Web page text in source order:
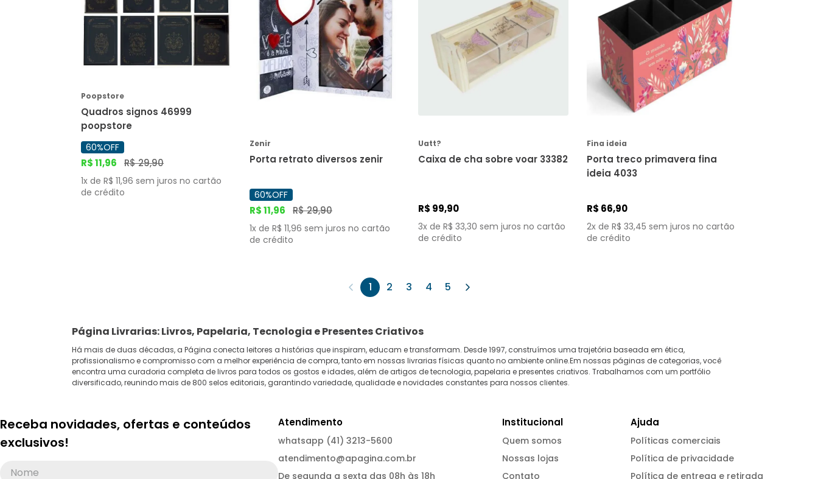
Negócios e Economia
COMPRAR
Poopstore
Quadros signos 46999
poopstore
60%OFF
R$11,96 R$29,90
1x de R$ 11,96 sem juros no cartão
de crédito
COMPRAR
Zenir
Porta retrato diversos zenir
60%OFF
R$11,96 R$29,90
1x de R$ 11,96 sem juros no cartão
de crédito
Uatt?
Caixa de cha sobre voar 33382
R$ 99,90
3x de R$ 33,30 sem juros no cartão
de crédito
COMPRAR
Fina ideia
Porta treco primavera fina
ideia 4033
R$ 66,90
2x de R$ 33,45 sem juros no cartão
de crédito
1 2 3 4 5
Página Livrarias: Livros, Papelaria, Tecnologia e Presentes Criativos
Há mais de duas décadas, a Página conecta leitores a histórias que inspiram, educam e transformam. Desde 1997, construímos uma trajetória baseada em ética,
profissionalismo e compromisso com a melhor experiência de compra, tanto em nossas livrarias físicas quanto no ambiente online.Em nossas páginas de categorias, você
encontra uma curadoria completa de livros para todos os gostos e idades, além de artigos de tecnologia, papelaria e presentes criativos. Trabalhamos com um portfólio
diversificado, reunindo mais de 800 selos editoriais, garantindo variedade, qualidade e novidades constantes para nossos clientes.
Receba novidades, ofertas e conteúdos
exclusivos!
Atendimento
whatsapp (41) 3213-5600
atendimento@apagina.com.br
De segunda a sexta das 08h às 18h
Institucional
Quem somos
Nossas lojas
Contato
Ajuda
Políticas comerciais
Política de privacidade
Política de entrega e retirada